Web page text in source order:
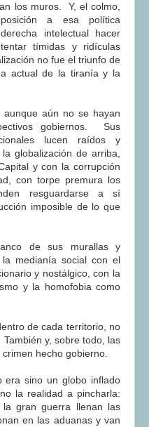
los muros. Y, el colmo,
a esa política
intelectual hacer
tímidas y ridículas
no fue el triunfo de
actual de la tiranía y la
aún no se hayan
gobiernos. Sus
lucen raídos y
globalización de arriba,
y con la corrupción
con torpe premura los
resguardarse a sí
imposible de lo que
de sus murallas y
medianía social con el
y nostálgico, con la
y la homofobia como
de cada territorio, no
y, sobre todo, las
hecho gobierno.
era sino un globo inflado
la realidad a pincharla:
la gran guerra llenan las
en las aduanas y van